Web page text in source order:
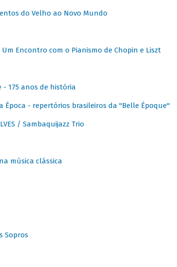
Ventos do Velho ao Novo Mundo
Um Encontro com o Pianismo de Chopin e Liszt
- 175 anos de história
Época - repertórios brasileiros da "Belle Époque"
/ Sambaquijazz Trio
música clássica
Sopros